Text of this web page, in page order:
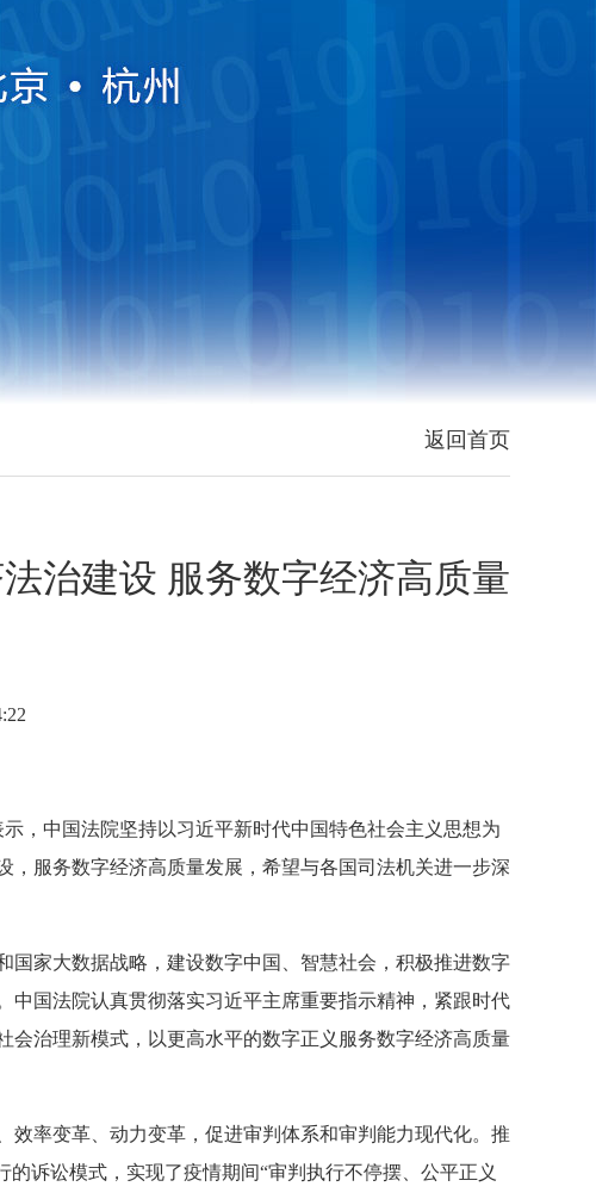
返回首页
治建设 服务数字经济高质量
中国法院坚持以习近平新时代中国特色社会主义思想为
服务数字经济高质量发展，希望与各国司法机关进一步深
家大数据战略，建设数字中国、智慧社会，积极推进数字
国法院认真贯彻落实习近平主席重要指示精神，紧跟时代
治理新模式，以更高水平的数字正义服务数字经济高质量
率变革、动力变革，促进审判体系和审判能力现代化。推
诉讼模式，实现了疫情期间“审判执行不停摆、公平正义